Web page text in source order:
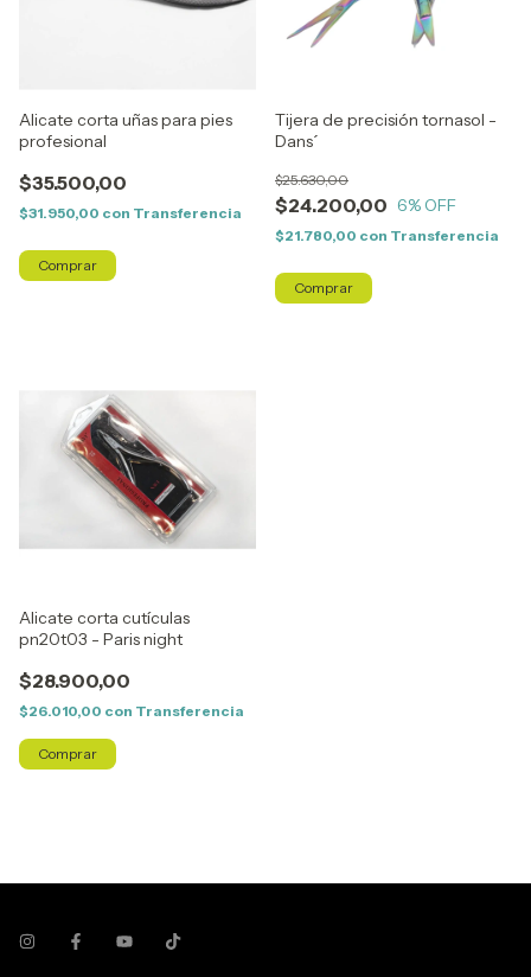
Alicate corta uñas para pies
profesional
$35.500,00
$31.950,00 con Transferencia
Tijera de precisión tornasol -
Dans´
$24.200,00
$25.630,00
6% OFF
$21.780,00 con Transferencia
Alicate corta cutículas
pn20t03 - Paris night
$28.900,00
$26.010,00 con Transferencia